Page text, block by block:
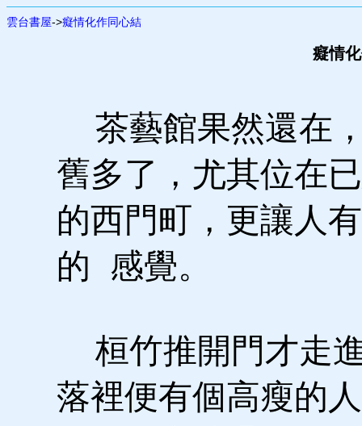
雲台書屋->癡情化作同心結
癡情
茶藝館果然還在
舊多了，尤其位在
的西門町，更讓人
的 感覺。
桓竹推開門才走
落裡便有個高瘦的